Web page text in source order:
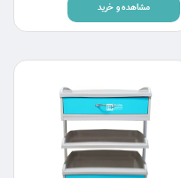
مشاهده و خرید